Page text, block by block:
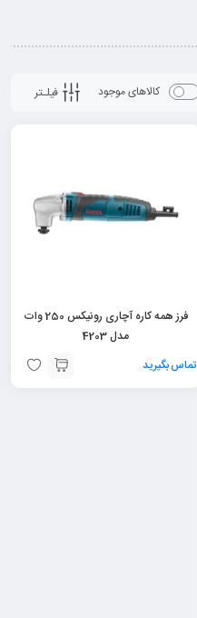
فیلـتر کالاهای موجود
فرز همه کاره آچاری رونیکس 250 وات
مدل 4203
تماس بگیرید